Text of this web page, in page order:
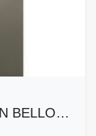
BELLO…